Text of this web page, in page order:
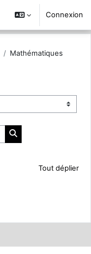
Connexion
Mathématiques
Rechercher des cours
Tout déplier